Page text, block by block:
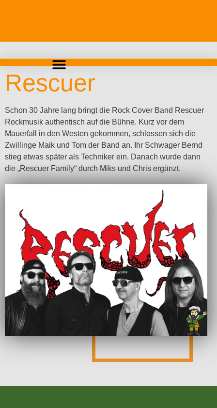
Rescuer
Schon 30 Jahre lang bringt die Rock Cover Band Rescuer
Rockmusik authentisch auf die Bühne. Kurz vor dem
Mauerfall in den Westen gekommen, schlossen sich die
Zwillinge Maik und Tom der Band an. Ihr Schwager Bernd
stieg etwas später als Techniker ein. Danach wurde dann
die „Rescuer Family“ durch Miks und Chris ergänzt.